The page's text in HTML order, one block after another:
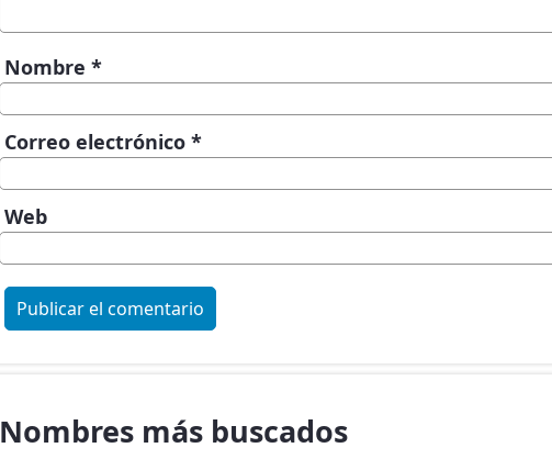
Nombre *
Correo electrónico *
Web
Nombres más buscados